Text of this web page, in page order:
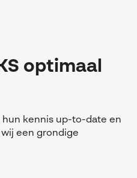
optimaal
hun kennis up-to-date en
een grondige